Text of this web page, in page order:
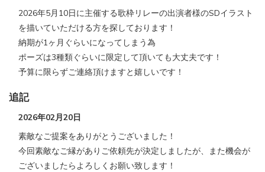
2026年5月10日に主催する歌枠リレーの出演者様のSDイラスト
を描いていただける方を探しております！
納期が1ヶ月ぐらいになってしまう為
ポーズは3種類ぐらいに限定して頂いても大丈夫です！
予算に限らずご連絡頂けますと嬉しいです！
追記
2026年02月20日
素敵なご提案をありがとうございました！
今回素敵なご縁がありご依頼先が決定しましたが、また機会が
ございましたらよろしくお願い致します！